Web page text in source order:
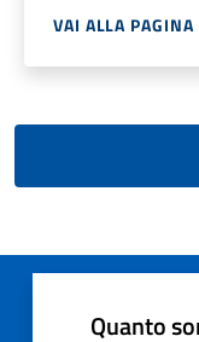
VAI ALLA PAGINA
Quanto